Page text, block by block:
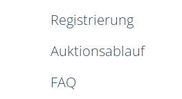
Registrierung
Auktionsablauf
FAQ